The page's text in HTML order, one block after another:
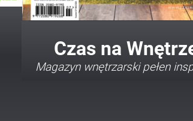
Twój Dom Twój
Porady i inspiracje w